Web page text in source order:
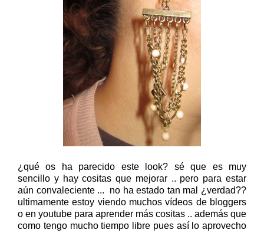
¿qué os ha parecido este look? sé que es muy
sencillo y hay cositas que mejorar .. pero para estar
aún convaleciente ... no ha estado tan mal ¿verdad??
ultimamente estoy viendo muchos vídeos de bloggers
o en youtube para aprender más cositas .. además que
como tengo mucho tiempo libre pues así lo aprovecho